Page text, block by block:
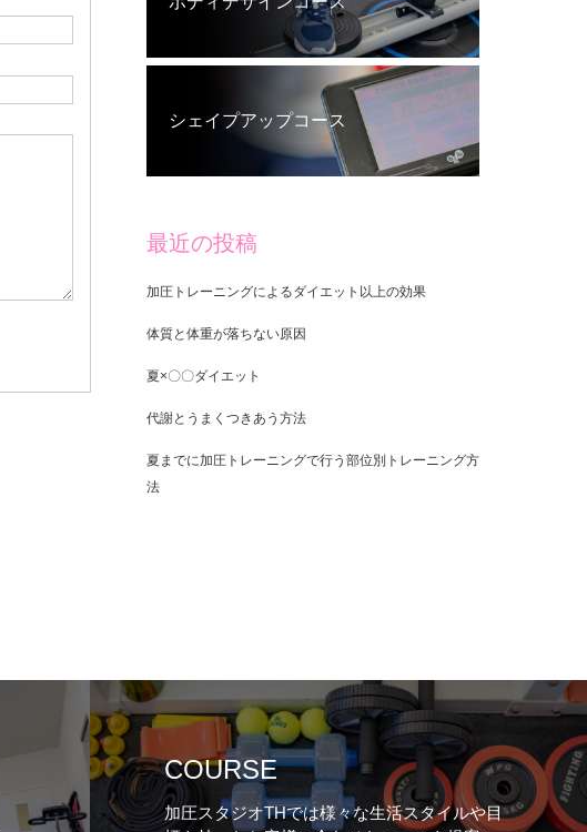
シェイプアップコース
最近の投稿
加圧トレーニングによるダイエット以上の効果
体質と体重が落ちない原因
夏×〇〇ダイエット
代謝とうまくつきあう方法
夏までに加圧トレーニングで行う部位別トレーニング方
法
COURSE
加圧スタジオTHでは様々な生活スタイルや目